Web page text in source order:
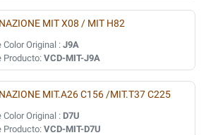
MIT X08 / MIT H82
Color Original : J9A
Producto: VCD-MIT-J9A
MIT.A26 C156 /MIT.T37 C225
Color Original : D7U
Producto: VCD-MIT-D7U